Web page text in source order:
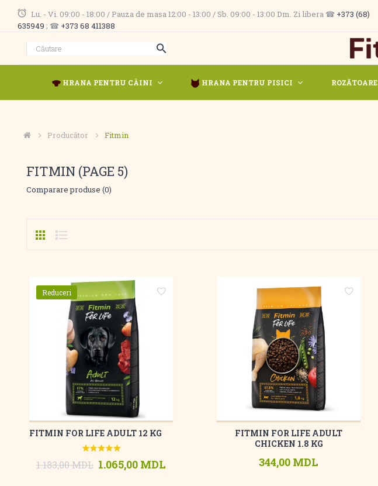
Lu. - Vi. 09:00 - 18:00 / Pauza de masa 12:00 - 13:00 / Sb. 09:00 - 13:00 Dm. Zi libera ☎ +373 (68)
635949 ; ☎ +373 68 411388
HRANA PENTRU CÂINI HRANA PENTRU PISICI ROZĂTOARE
Producător Fitmin
FITMIN (PAGE 5)
Comparare produse (0)
Reduceri
FITMIN FOR LIFE ADULT 12 KG
1.183,00 MDL 1.065,00 MDL
FITMIN FOR LIFE ADULT
CHICKEN 1.8 KG
344,00 MDL